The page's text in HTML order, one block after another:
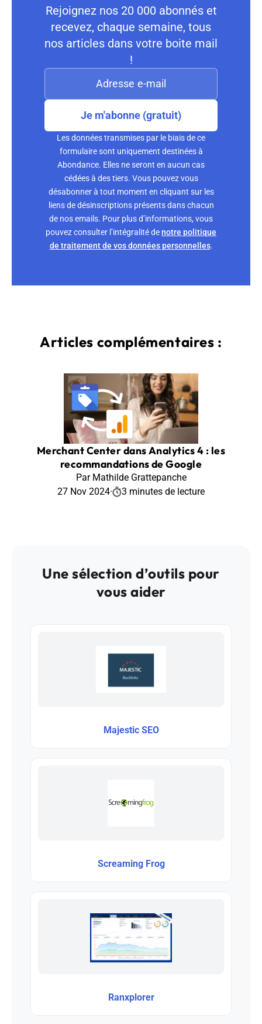
Rejoignez nos 20 000 abonnés et
recevez, chaque semaine, tous
nos articles dans votre boite mail
!
Je m'abonne (gratuit)
Les données transmises par le biais de ce
formulaire sont uniquement destinées à
Abondance. Elles ne seront en aucun cas
cédées à des tiers. Vous pouvez vous
désabonner à tout moment en cliquant sur les
liens de désinscriptions présents dans chacun
de nos emails. Pour plus d’informations, vous
pouvez consulter l’intégralité denotre politique
de traitement de vos données personnelles.
Articles complémentaires :
Merchant Center dans Analytics 4 : les
recommandations de Google
Par Mathilde Grattepanche
27 Nov 2024· 3 minutes de lecture
Une sélection d’outils pour
vous aider
Majestic SEO
Screaming Frog
Ranxplorer